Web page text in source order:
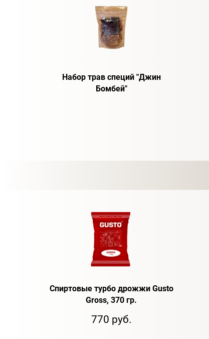
Набор трав специй "Джин
Бомбей"
Спиртовые турбо дрожжи Gusto
Gross, 370 гр.
770 руб.